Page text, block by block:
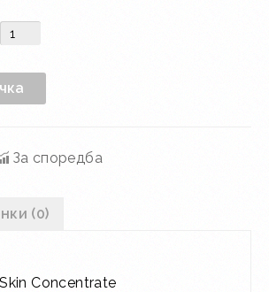
За споредба
(0)
Concentrate